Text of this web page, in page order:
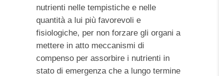
nutrienti nelle tempistiche e nelle
quantità a lui più favorevoli e
fisiologiche, per non forzare gli organi a
mettere in atto meccanismi di
compenso per assorbire i nutrienti in
stato di emergenza che a lungo termine